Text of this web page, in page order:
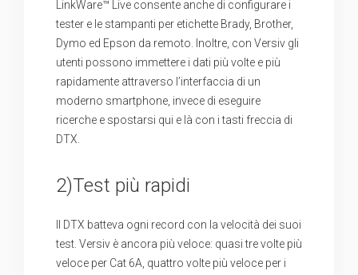
LinkWare™ Live consente anche di configurare i
tester e le stampanti per etichette Brady, Brother,
Dymo ed Epson da remoto. Inoltre, con Versiv gli
utenti possono immettere i dati più volte e più
rapidamente attraverso l’interfaccia di un
moderno smartphone, invece di eseguire
ricerche e spostarsi qui e là con i tasti freccia di
DTX.
2)Test più rapidi
Il DTX batteva ogni record con la velocità dei suoi
test. Versiv è ancora più veloce: quasi tre volte più
veloce per Cat 6A, quattro volte più veloce per i